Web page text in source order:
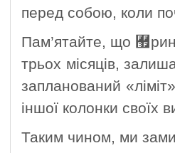
перед собою, коли
Пам’ятайте, що ﾿
трьох місяців,
запланований
іншої колонки своїх
Таким чином, ми